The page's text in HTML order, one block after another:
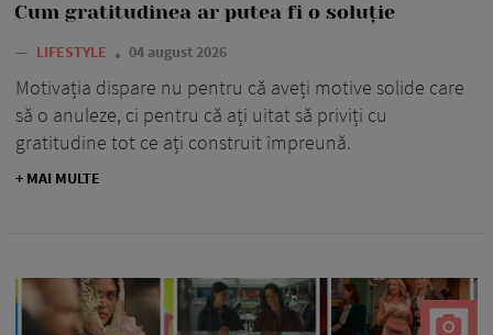
Cum gratitudinea ar putea fi o soluție
— LIFESTYLE 04 august 2026
Motivația dispare nu pentru că aveți motive solide care
să o anuleze, ci pentru că ați uitat să priviți cu
gratitudine tot ce ați construit împreună.
+ MAI MULTE